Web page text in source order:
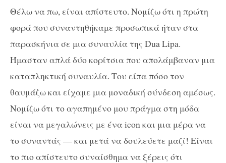
Θέλω να πω, είναι απίστευτο. Νομίζω ότι η πρώτη
φορά που συναντηθήκαμε προσωπικά ήταν στα
παρασκήνια σε μια συναυλία της Dua Lipa.
Ήμασταν απλά δύο κορίτσια που απολάμβαναν μια
καταπληκτική συναυλία. Του είπα πόσο τον
θαυμάζω και είχαμε μια μοναδική σύνδεση αμέσως.
Νομίζω ότι το αγαπημένο μου πράγμα στη μόδα
είναι να μεγαλώνεις με ένα icon και μια μέρα να
το συναντάς — και μετά να δουλεύετε μαζί! Είναι
το πιο απίστευτο συναίσθημα να ξέρεις ότι